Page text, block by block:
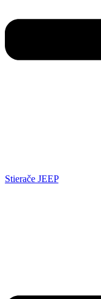
Stierače JEEP